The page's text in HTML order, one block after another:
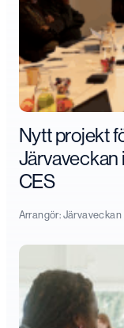
Nytt projekt
Järvaveckan
CES
Arrangör:Järvaveckan